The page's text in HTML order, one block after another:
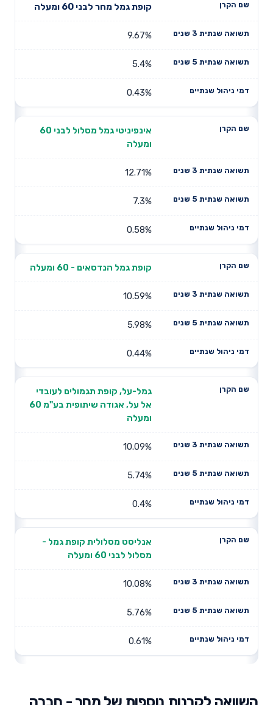
שנים
תשואה
דמי ניהול
קופת גמל מחר לבני 60 ומעלה
9.67%
5.4%
0.43%
אינפיניטי גמל מסלול לבני 60
ומעלה
12.71%
7.3%
0.58%
קופת גמל הנדסאים - 60 ומעלה
10.59%
5.98%
0.44%
גמל-על, קופת תגמולים לעובדי
אל על, אגודה שיתופית בע"מ 60
ומעלה
10.09%
5.74%
0.4%
אנליסט מסלולית קופת גמל -
מסלול לבני 60 ומעלה
10.08%
5.76%
0.61%